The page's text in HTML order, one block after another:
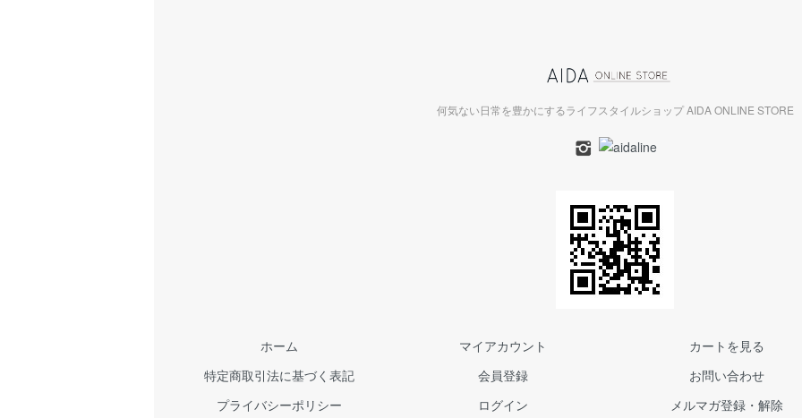
何気ない日常を豊かにするライフスタイルショップ AIDA ONLINE STORE
ホーム
特定商取引法に基づく表記
プライバシーポリシー
マイアカウント
会員登録
ログイン
カートを見る
お問い合わせ
メルマガ登録・解除